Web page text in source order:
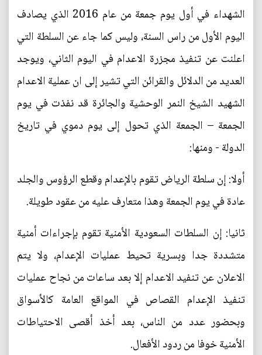
الشهداء في أول يوم جمعة من عام 2016 الذي يصادف
اليوم الأول من راس السنة، وليس كما جاء عن السلطة التي
اعلنت عن تنفيذ مجزرة الاعدام في اليوم الثاني، ويوجد
العديد من الدلائل والقرائن التي تشير إلى ان عملية الاعدام
الشهيد الشيخ النمر الوحشية والجائرة قد نفذت في يوم
الجمعة – الجمعة الذي تحول إلى يوم دموي في تاريخ
الدولة - ومنها:
أولا: إن سلطة الرياض تقوم بالإعدام وقطع الرؤوس والجلد
عادة في يوم الجمعة وهذا متعارف عليه من عقود طويلة.
ثانيا: إن السلطات السعودية الأمنية تقوم بإجراءات أمنية
متشددة جدا وبسرية تحيط عمليات الإعدام، ولا يتم
الاعلان عن تنفيد الاعدام إلا بعد ساعات من نجاح عمليات
تنفيذ الإعدام القصاص في المواقع العامة كالأسواق
وبحضور عدد من الناس، بعد أخذ أقصى الاحتياطات
الأمنية خوفا من ردود الأفعال.